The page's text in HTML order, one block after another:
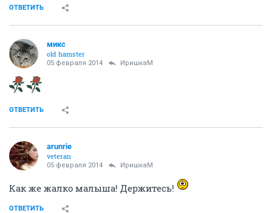
ОТВЕТИТЬ
микс
old hamster
05 февраля 2014 ИришкаМ
ОТВЕТИТЬ
arunrie
veteran
05 февраля 2014 ИришкаМ
Как же жалко малыша! Держитесь!
ОТВЕТИТЬ